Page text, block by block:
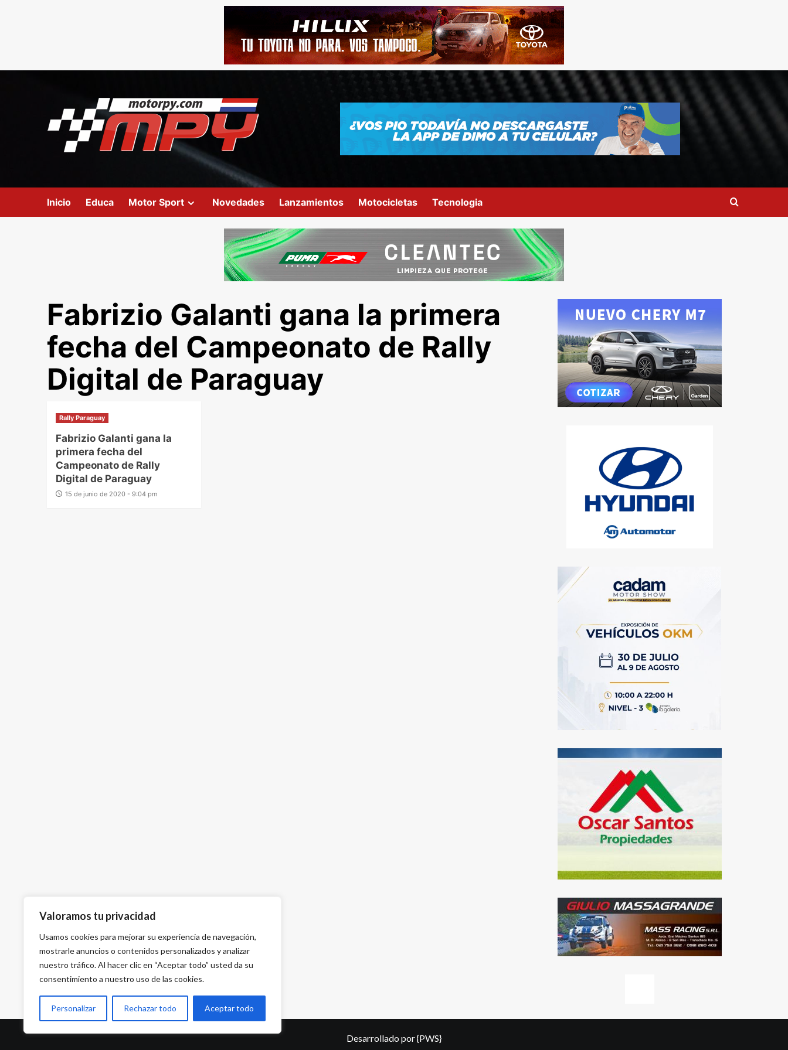
Valoramos tu privacidad
Usamos cookies para mejorar su experiencia de navegación,
mostrarle anuncios o contenidos personalizados y analizar
nuestro tráfico. Al hacer clic en “Aceptar todo” usted da su
consentimiento a nuestro uso de las cookies.
Personalizar Rechazar todo Aceptar todo
Inicio Educa Motor Sport Novedades Lanzamientos Motocicletas Tecnologia
Fabrizio Galanti gana la primera
fecha del Campeonato de Rally
Digital de Paraguay
Rally Paraguay
Fabrizio Galanti gana la
primera fecha del
Campeonato de Rally
Digital de Paraguay
15 de junio de 2020 - 9:04 pm
Desarrollado por{PWS}